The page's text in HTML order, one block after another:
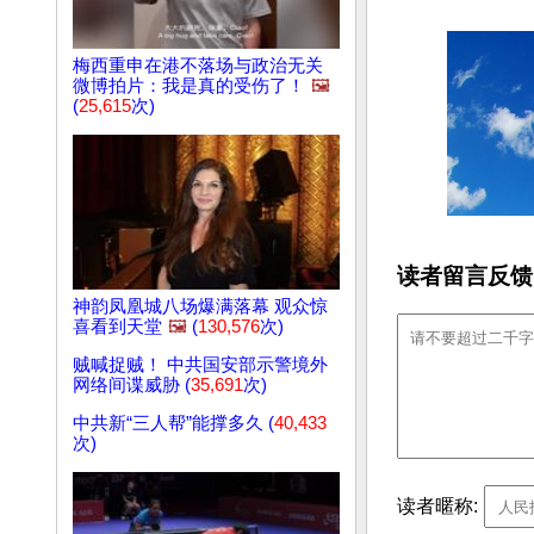
梅西重申在港不落场与政治无关
微博拍片：我是真的受伤了！
🖼️
(25,615次)
神韵凤凰城八场爆满落幕 观众惊
喜看到天堂 🖼️ (130,576次)
贼喊捉贼！ 中共国安部示警境外
网络间谍威胁 (35,691次)
中共新“三人帮”能撑多久 (40,433
次)
读者留言反
读者暱称: